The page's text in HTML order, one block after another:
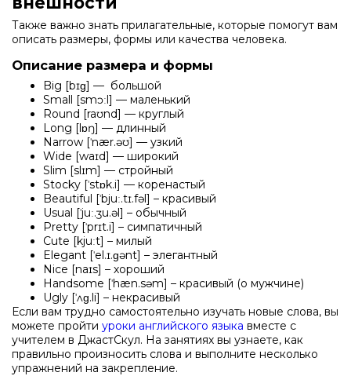
Также важно знать прилагательные, которые помогут вам
описать размеры, формы или качества человека.
Описание размера и формы
Big [bɪɡ] — большой
Small [smɔːl] — маленький
Round [raʊnd] — круглый
Long [lɒŋ] — длинный
Narrow [ˈnær.əʊ] — узкий
Wide [waɪd] — широкий
Slim [slɪm] — стройный
Stocky [ˈstɒk.i] — коренастый
Beautiful [ˈbjuː.tɪ.fəl] – красивый
Usual [ˈjuː.ʒu.əl] – обычный
Pretty [ˈprɪt.i] – симпатичный
Cute [kjuːt] – милый
Elegant [ˈel.ɪ.ɡənt] – элегантный
Nice [naɪs] – хороший
Handsome [ˈhæn.səm] – красивый (о мужчине)
Ugly [ˈʌɡ.li] – некрасивый
Если вам трудно самостоятельно изучать новые слова, вы
можете пройти уроки английского языка вместе с
учителем в ДжастСкул. На занятиях вы узнаете, как
правильно произносить слова и выполните несколько
упражнений на закрепление.